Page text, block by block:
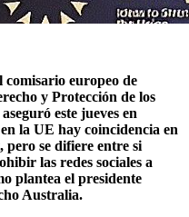
europeo de
y Protección de los
este jueves en
la UE hay coincidencia en
pero se difiere entre si
las redes sociales a
plantea el presidente
Australia.